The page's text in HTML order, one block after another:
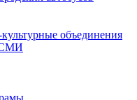
объединения
СМИ